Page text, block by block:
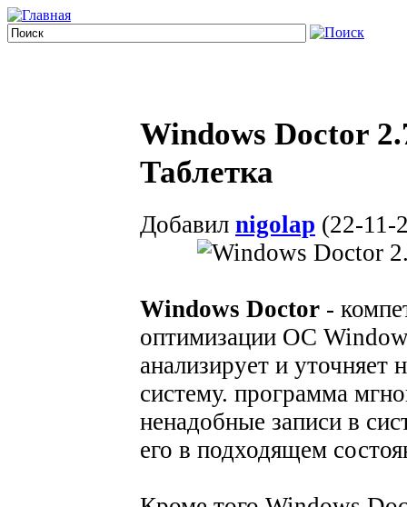
Windows Doctor
Таблетка
Добавил nigolap (22-11-
Windows Doctor -
оптимизации ОС
анализирует и
систему. программа
ненадобные записи в
его в подходящем